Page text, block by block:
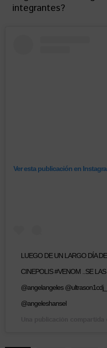
integrantes?
Ver esta publicación en
LUEGO DE UN LARGO DÍA
CINEPOLIS #VENOM ..SE
@angelangeles
@angeleshansel